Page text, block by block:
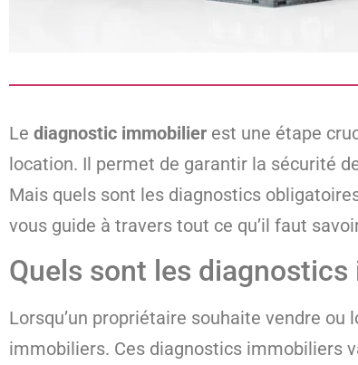
Le diagnostic immobilier est une étape
location. Il permet de garantir la sécurité
Mais quels sont les diagnostics
vous guide à travers tout ce qu’il faut
Quels sont les
Lorsqu’un propriétaire souhaite vendre
immobiliers. Ces diagnostics immobiliers